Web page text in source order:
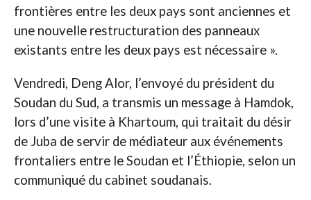
frontières entre les deux pays sont anciennes et
une nouvelle restructuration des panneaux
existants entre les deux pays est nécessaire ».
Vendredi, Deng Alor, l’envoyé du président du
Soudan du Sud, a transmis un message à Hamdok,
lors d’une visite à Khartoum, qui traitait du désir
de Juba de servir de médiateur aux événements
frontaliers entre le Soudan et l’Éthiopie, selon un
communiqué du cabinet soudanais.